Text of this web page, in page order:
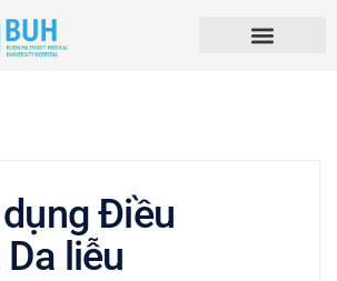
Điều
liễu